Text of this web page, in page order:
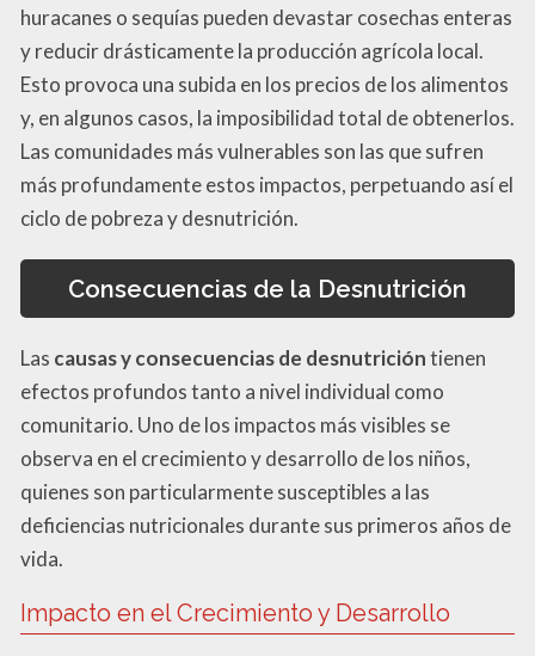
huracanes o sequías pueden devastar cosechas enteras
y reducir drásticamente la producción agrícola local.
Esto provoca una subida en los precios de los alimentos
y, en algunos casos, la imposibilidad total de obtenerlos.
Las comunidades más vulnerables son las que sufren
más profundamente estos impactos, perpetuando así el
ciclo de pobreza y desnutrición.
Consecuencias de la Desnutrición
Las causas y consecuencias de desnutricióntienen
efectos profundos tanto a nivel individual como
comunitario. Uno de los impactos más visibles se
observa en el crecimiento y desarrollo de los niños,
quienes son particularmente susceptibles a las
deficiencias nutricionales durante sus primeros años de
vida.
Impacto en el Crecimiento y Desarrollo